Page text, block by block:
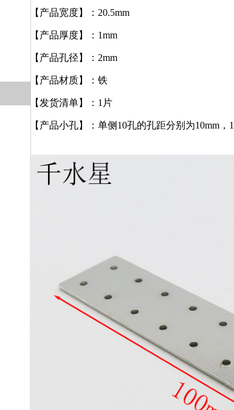
【产品宽度】：20.5mm
【产品厚度】：1mm
【产品孔径】：2mm
【产品材质】：铁
【发货清单】：1片
【产品小孔】：单侧10孔的孔距分别为10mm